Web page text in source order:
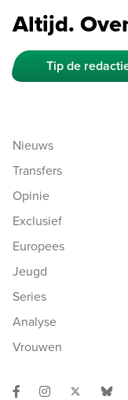
Altijd.
Tip de
Nieuws
Transfers
Opinie
Exclusief
Europees
Jeugd
Series
Analyse
Vrouwen